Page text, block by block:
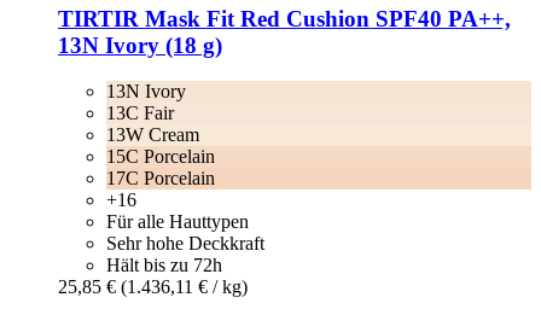
TIRTIR Mask Fit Red Cushion SPF40 PA++,
13N Ivory (18 g)
13N Ivory
13C Fair
13W Cream
15C Porcelain
17C Porcelain
+16
Für alle Hauttypen
Sehr hohe Deckkraft
Hält bis zu 72h
25,85 € (1.436,11 € / kg)